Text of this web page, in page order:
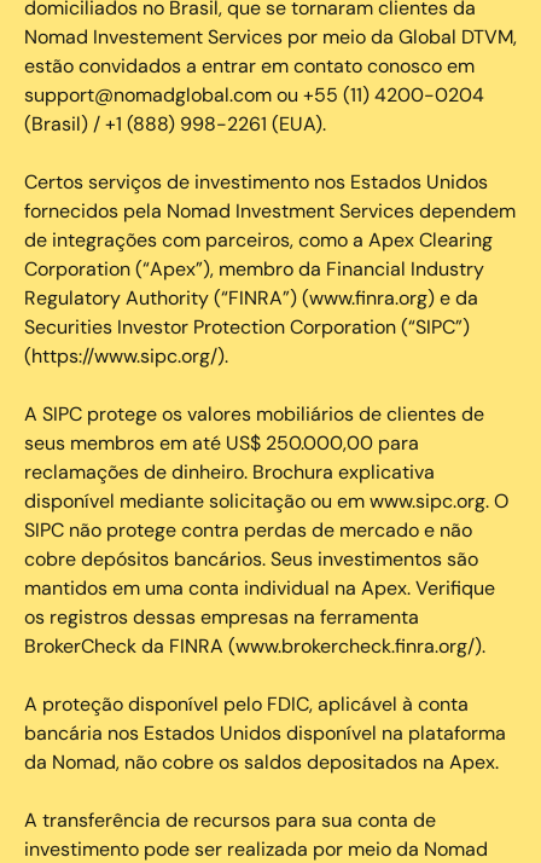
domiciliados no Brasil, que se tornaram clientes da
Nomad Investement Services por meio da Global DTVM,
estão convidados a entrar em contato conosco em
support@nomadglobal.com ou +55 (11) 4200-0204
(Brasil) / +1 (888) 998-2261 (EUA).
Certos serviços de investimento nos Estados Unidos
fornecidos pela Nomad Investment Services dependem
de integrações com parceiros, como a Apex Clearing
Corporation (“Apex”), membro da Financial Industry
Regulatory Authority (“FINRA”) (www.finra.org) e da
Securities Investor Protection Corporation (“SIPC”)
(https://www.sipc.org/).
A SIPC protege os valores mobiliários de clientes de
seus membros em até US$ 250.000,00 para
reclamações de dinheiro. Brochura explicativa
disponível mediante solicitação ou em www.sipc.org. O
SIPC não protege contra perdas de mercado e não
cobre depósitos bancários. Seus investimentos são
mantidos em uma conta individual na Apex. Verifique
os registros dessas empresas na ferramenta
BrokerCheck da FINRA (www.brokercheck.finra.org/).
A proteção disponível pelo FDIC, aplicável à conta
bancária nos Estados Unidos disponível na plataforma
da Nomad, não cobre os saldos depositados na Apex.
A transferência de recursos para sua conta de
investimento pode ser realizada por meio da Nomad